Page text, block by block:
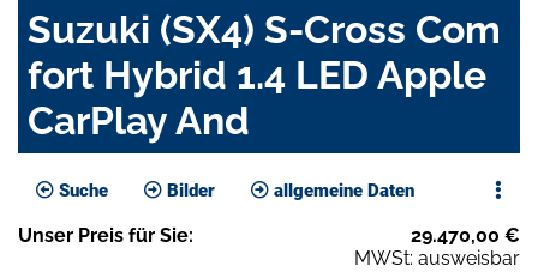
Suzuki (SX4) S-Cross Com
fort Hybrid 1.4 LED Apple
CarPlay And
Suche Bilder allgemeine Daten
Unser Preis für Sie: 29.470,00 €
MWSt: ausweisbar